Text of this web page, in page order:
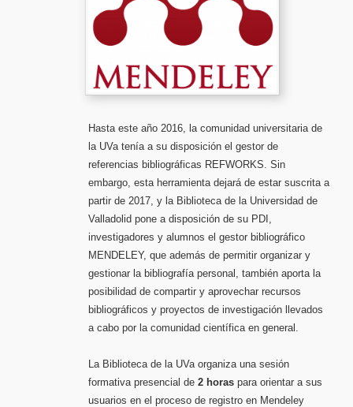
Hasta este año 2016, la comunidad universitaria de
la UVa tenía a su disposición el gestor de
referencias bibliográficas REFWORKS. Sin
embargo, esta herramienta dejará de estar suscrita a
partir de 2017, y la Biblioteca de la Universidad de
Valladolid pone a disposición de su PDI,
investigadores y alumnos el gestor bibliográfico
MENDELEY, que además de permitir organizar y
gestionar la bibliografía personal, también aporta la
posibilidad de compartir y aprovechar recursos
bibliográficos y proyectos de investigación llevados
a cabo por la comunidad científica en general.
La Biblioteca de la UVa organiza una sesión
formativa presencial de 2 horas para orientar a sus
usuarios en el proceso de registro en Mendeley